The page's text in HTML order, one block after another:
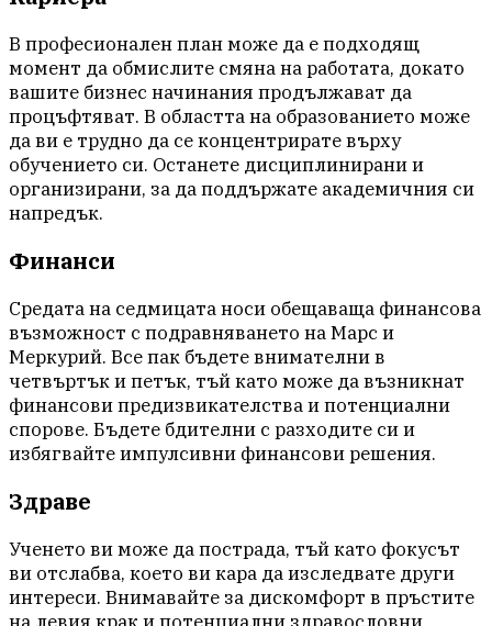
В професионален план може да е подходящ
момент да обмислите смяна на работата, докато
вашите бизнес начинания продължават да
процъфтяват. В областта на образованието може
да ви е трудно да се концентрирате върху
обучението си. Останете дисциплинирани и
организирани, за да поддържате академичния си
напредък.
Финанси
Средата на седмицата носи обещаваща финансова
възможност с подравняването на Марс и
Меркурий. Все пак бъдете внимателни в
четвъртък и петък, тъй като може да възникнат
финансови предизвикателства и потенциални
спорове. Бъдете бдителни с разходите си и
избягвайте импулсивни финансови решения.
Здраве
Ученето ви може да пострада, тъй като фокусът
ви отслабва, което ви кара да изследвате други
интереси. Внимавайте за дискомфорт в пръстите